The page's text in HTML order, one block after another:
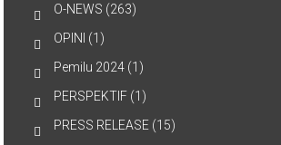
O-NEWS (263)
OPINI (1)
Pemilu 2024 (1)
PERSPEKTIF (1)
PRESS RELEASE (15)